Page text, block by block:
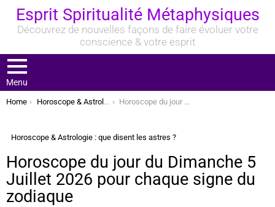
Esprit Spiritualité Métaphysiques
Découvrez de nouvelles façons de faire évoluer votre
conscience & votre esprit
Menu
You are here:
Home Horoscope & Astrologie : que disent les astres ? Horoscope du jour du Dimanche 5 Juillet 2026 pour chaque signe du zodiaque
Horoscope & Astrologie : que disent les astres ?
Horoscope du jour du Dimanche 5
Juillet 2026 pour chaque signe du
zodiaque